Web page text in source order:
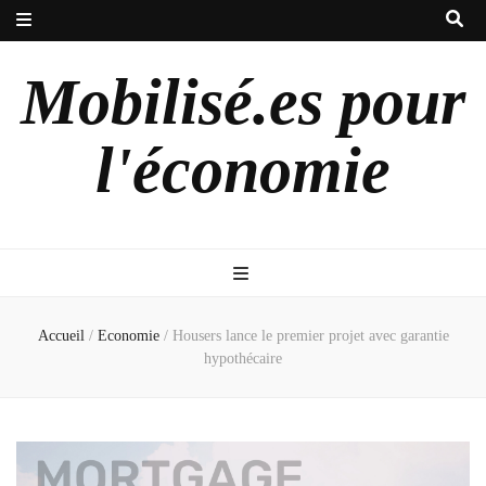
Mobilisé.es pour
l'économie
Accueil / Economie / Housers lance le premier projet avec garantie
hypothécaire